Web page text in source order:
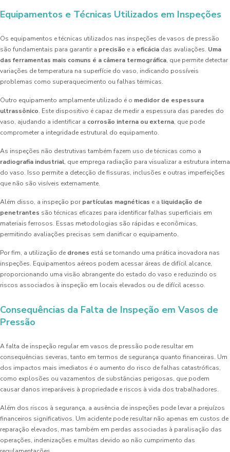
Equipamentos e Técnicas Utilizados em Inspeções
Os equipamentos e técnicas utilizados nas inspeções de vasos de pressão
são fundamentais para garantir a precisão e a eficácia das avaliações. Uma
das ferramentas mais comuns é a câmera termográfica, que permite detectar
variações de temperatura na superfície do vaso, indicando possíveis
problemas como superaquecimento ou falhas térmicas.
Outro equipamento amplamente utilizado é o medidor de espessura
ultrassônico. Este dispositivo é capaz de medir a espessura das paredes do
vaso, ajudando a identificar a corrosão interna ou externa, que pode
comprometer a integridade estrutural do equipamento.
As inspeções não destrutivas também fazem uso de técnicas como a
radiografia industrial, que emprega radiação para visualizar a estrutura interna
do vaso. Isso permite a detecção de fissuras, inclusões e outras imperfeições
que não são visíveis externamente.
Além disso, a inspeção por partículas magnéticas e a liquidação de
penetrantes são técnicas eficazes para identificar falhas superficiais em
materiais ferrosos. Essas metodologias são rápidas e econômicas,
permitindo avaliações precisas sem danificar o equipamento.
Por fim, a utilização de drones está se tornando uma prática inovadora nas
inspeções. Equipamentos aéreos podem acessar áreas de difícil alcance,
proporcionando uma visão abrangente do estado do vaso e reduzindo os
riscos associados à inspeção em locais elevados ou de difícil acesso.
Consequências da Falta de Inspeção em Vasos de
Pressão
A falta de inspeção regular em vasos de pressão pode resultar em
consequências severas, tanto em termos de segurança quanto financeiras. Um
dos impactos mais imediatos é o aumento do risco de falhas catastróficas,
como explosões ou vazamentos de substâncias perigosas, que podem
causar danos irreparáveis à propriedade e riscos à vida dos trabalhadores.
Além dos riscos à segurança, a ausência de inspeções pode levar a prejuízos
financeiros significativos. Um acidente pode resultar não apenas em custos de
reparação elevados, mas também em perdas associadas à paralisação das
operações, indenizações e multas devido ao não cumprimento das